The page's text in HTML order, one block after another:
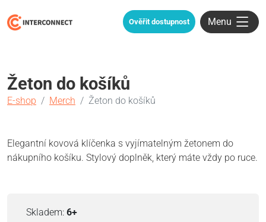
Ověřit dostupnost Menu
Žeton do košíků
E-shop Merch Žeton do košíků
Elegantní kovová klíčenka s vyjímatelným žetonem do
nákupního košíku. Stylový doplněk, který máte vždy po ruce.
Skladem: 6+